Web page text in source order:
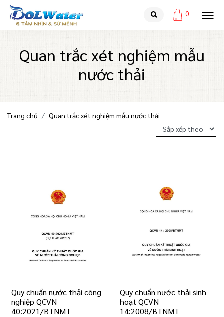
0
Quan trắc xét nghiệm mẫu
nước thải
Trang chủ Quan trắc xét nghiệm mẫu nước thải
Quy chuẩn nước thải công
nghiệp QCVN
40:2021/BTNMT
Quy chuẩn nước thải sinh
hoạt QCVN
14:2008/BTNMT